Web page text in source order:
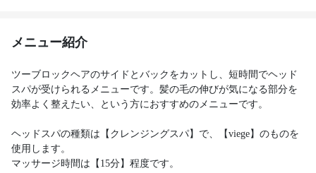
メニュー紹介
ツーブロックヘアのサイドとバックをカットし、短時間でヘッド
スパが受けられるメニューです。髪の毛の伸びが気になる部分を
効率よく整えたい、という方におすすめのメニューです。
ヘッドスパの種類は【クレンジングスパ】で、【viege】のものを
使用します。
マッサージ時間は【15分】程度です。